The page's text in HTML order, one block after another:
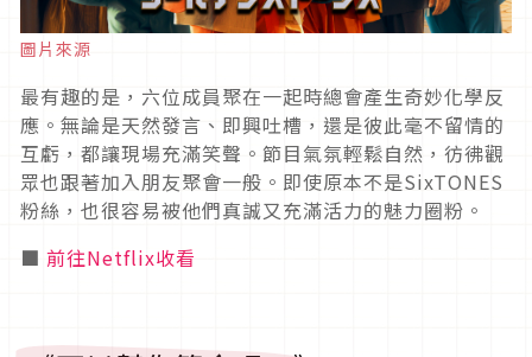
圖片來源
最有趣的是，六位成員聚在一起時總會產生奇妙化學反
應。無論是天然發言、即興吐槽，還是彼此毫不留情的
互虧，都讓現場充滿笑聲。節目氣氛輕鬆自然，彷彿觀
眾也跟著加入朋友聚會一般。即使原本不是SixTONES
粉絲，也很容易被他們真誠又充滿活力的魅力圈粉。
■ 前往Netflix收看